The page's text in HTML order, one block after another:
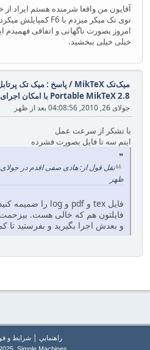
آقایون من واقعا شرمنده هستم ایراد از
امروز بصورت ناگهانی و اتفاقی فهمیدم
خیلی خیلی ببخشید.
میک‌تک MikTeX / پاسخ : میک تک
Portable MikTeX 2.8 با امکان اجرای زی‌پرشین
جولای 26, 2010, 04:08:56 بعد از ظهر
با تشکر از سرعت عمل
اینم سه تا فایل بصورت فشرده
ظهر
فایل tex و pdf و log را ضمیمه کنید.
فایلتون هم که خالی هست.
و بعدش اجرا بگیرید و بفرستید تا
راهنمايي | شرایط و